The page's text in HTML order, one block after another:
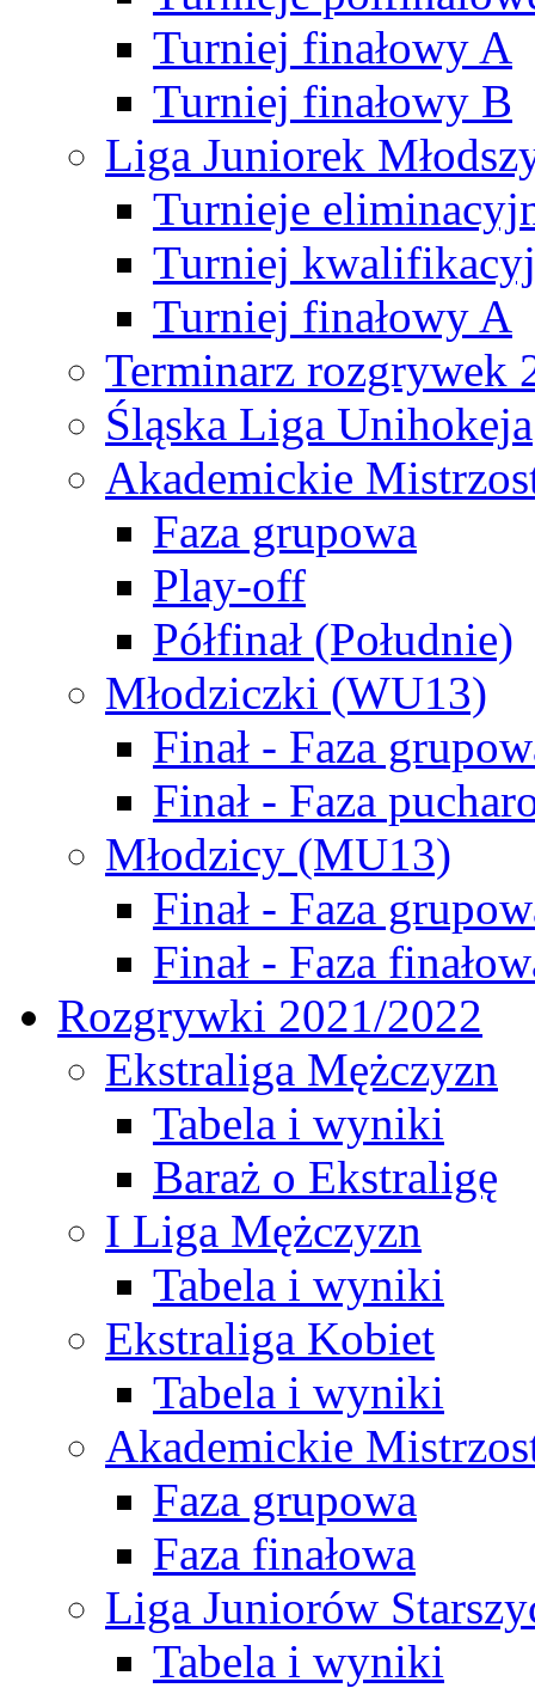
Turniej finałowy A
Turniej finałowy B
Liga Juniorek
Turnieje
Turniej
Turniej finałowy A
Terminarz rozgrywek
Śląska Liga Unihokeja
Akademickie
Faza grupowa
Play-off
Półfinał (Południe)
Młodziczki (WU13)
Finał - Faza
Finał - Faza
Młodzicy (MU13)
Finał - Faza
Finał - Faza
Rozgrywki 2021/2022
Ekstraliga Mężczyzn
Tabela i wyniki
Baraż o Ekstraligę
I Liga Mężczyzn
Tabela i wyniki
Ekstraliga Kobiet
Tabela i wyniki
Akademickie
Faza grupowa
Faza finałowa
Liga Juniorów
Tabela i wyniki